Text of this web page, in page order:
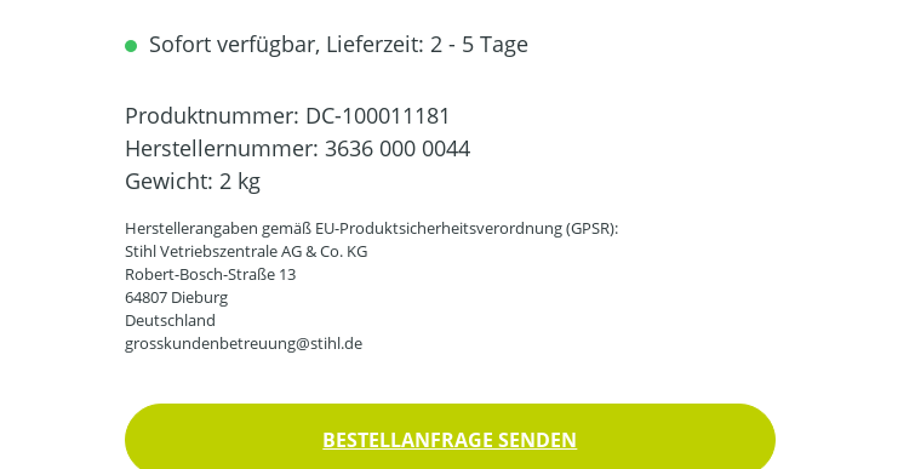
Sofort verfügbar, Lieferzeit: 2 - 5 Tage
Produktnummer: DC-100011181
Herstellernummer: 3636 000 0044
Gewicht: 2 kg
Herstellerangaben gemäß EU-Produktsicherheitsverordnung (GPSR):
Stihl Vetriebszentrale AG & Co. KG
Robert-Bosch-Straße 13
64807 Dieburg
Deutschland
grosskundenbetreuung@stihl.de
BESTELLANFRAGE SENDEN